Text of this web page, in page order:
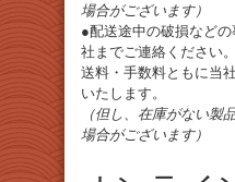
場合がございます）
●配送途中の破損など
社までご連絡ください。
送料・手数料ともに当
いたします。
（但し、在庫がない製
場合がございます）